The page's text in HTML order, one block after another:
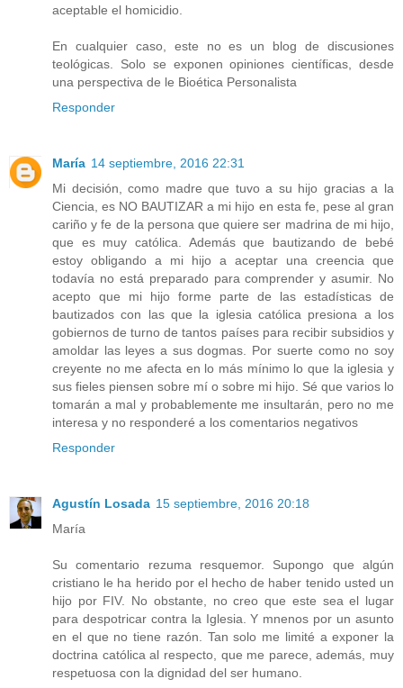
aceptable el homicidio.
En cualquier caso, este no es un blog de discusiones
teológicas. Solo se exponen opiniones científicas, desde
una perspectiva de le Bioética Personalista
Responder
María 14 septiembre, 2016 22:31
Mi decisión, como madre que tuvo a su hijo gracias a la
Ciencia, es NO BAUTIZAR a mi hijo en esta fe, pese al gran
cariño y fe de la persona que quiere ser madrina de mi hijo,
que es muy católica. Además que bautizando de bebé
estoy obligando a mi hijo a aceptar una creencia que
todavía no está preparado para comprender y asumir. No
acepto que mi hijo forme parte de las estadísticas de
bautizados con las que la iglesia católica presiona a los
gobiernos de turno de tantos países para recibir subsidios y
amoldar las leyes a sus dogmas. Por suerte como no soy
creyente no me afecta en lo más mínimo lo que la iglesia y
sus fieles piensen sobre mí o sobre mi hijo. Sé que varios lo
tomarán a mal y probablemente me insultarán, pero no me
interesa y no responderé a los comentarios negativos
Responder
Agustín Losada 15 septiembre, 2016 20:18
María
Su comentario rezuma resquemor. Supongo que algún
cristiano le ha herido por el hecho de haber tenido usted un
hijo por FIV. No obstante, no creo que este sea el lugar
para despotricar contra la Iglesia. Y mnenos por un asunto
en el que no tiene razón. Tan solo me limité a exponer la
doctrina católica al respecto, que me parece, además, muy
respetuosa con la dignidad del ser humano.